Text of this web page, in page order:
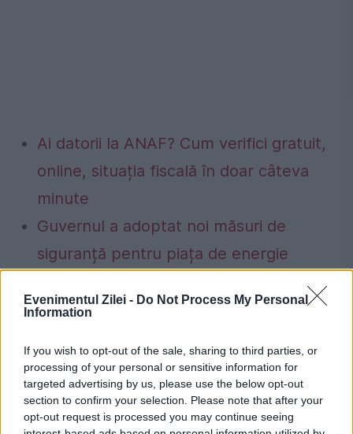
Evenimentul Zilei - Do Not Process My Personal
Information
If you wish to opt-out of the sale, sharing to third parties, or
processing of your personal or sensitive information for
targeted advertising by us, please use the below opt-out
section to confirm your selection. Please note that after your
opt-out request is processed you may continue seeing
Ai datorii la ANAF? Cum verifici gratuit,
online, situația fiscală în doar câteva
minute
Guvernul a adoptat noi măsuri de
siguranță pentru piața de energie
electrică. Transelectrica poate limita
consumul între orele 19:00 și 23:00 dacă
atlantic barbados lemne Pacific